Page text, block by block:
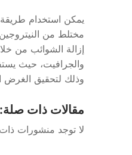
يمكن استخدام
مختلط من
إزالة الشوائب من
والجرافيت، حيث
وذلك لتحقيق الغرض
مقالات ذات صلة:
لا توجد منشورات